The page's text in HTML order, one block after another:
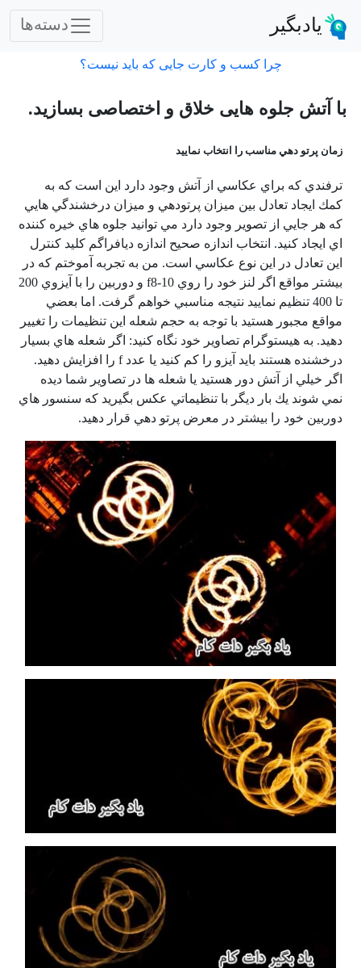
یادبگیر دسته‌ها
چرا کسب و کارت جایی که باید نیست؟
با آتش جلوه هايی خلاق و اختصاصی بسازيد.
زمان پرتو دهي مناسب را انتخاب نماييد
ترفندي كه براي عكاسي از آتش وجود دارد اين است كه به
كمك ايجاد تعادل بين ميزان پرتودهي و ميزان درخشندگي هايي
كه هر جايي از تصوير وجود دارد مي توانيد جلوه هاي خيره كننده
اي ايجاد كنيد. انتخاب اندازه صحيح اندازه ديافراگم كليد كنترل
اين تعادل در اين نوع عكاسي است. من به تجربه آموختم كه در
بيشتر مواقع اگر لنز خود را روي f8-10
و دوربين را با آيزوي 200
تا 400 تنظيم نماييد نتيجه مناسبي خواهم گرفت. اما بعضي
مواقع مجبور هستيد با توجه به حجم شعله اين تنظيمات را تغيير
دهيد. به هيستوگرام تصاوير خود نگاه كنيد: اگر شعله هاي بسيار
درخشنده هستند بايد آيزو را كم كنيد يا عددf را افزايش دهيد.
اگر خيلي از آتش دور هستيد يا شعله ها در تصاوير شما ديده
نمي شوند يك بار ديگر با تنظيماتي عكس بگيريد كه سنسور هاي
دوربين خود را بيشتر در معرض پرتو دهي قرار دهيد.